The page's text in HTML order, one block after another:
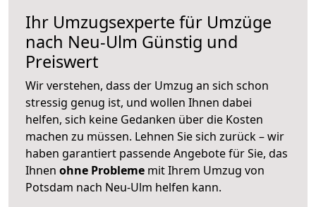
Ihr Umzugsexperte für Umzüge
nach Neu-Ulm Günstig und
Preiswert
Wir verstehen, dass der Umzug an sich schon
stressig genug ist, und wollen Ihnen dabei
helfen, sich keine Gedanken über die Kosten
machen zu müssen. Lehnen Sie sich zurück – wir
haben garantiert passende Angebote für Sie, das
Ihnen ohne Probleme mit Ihrem Umzug von
Potsdam nach Neu-Ulm helfen kann.